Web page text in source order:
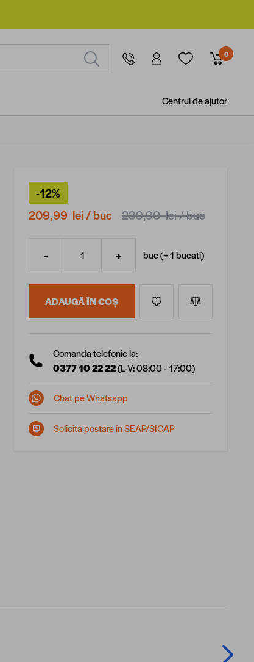
0
Centrul de ajutor
-12%
209,99 lei/ buc 239,90 lei/ buc
Cantitate
- + buc (=1bucati)
ADAUGĂ ÎN COȘ
Comanda telefonic la:
0377 10 22 22(L-V: 08:00 - 17:00)
Chat pe Whatsapp
Solicita postare in SEAP/SICAP